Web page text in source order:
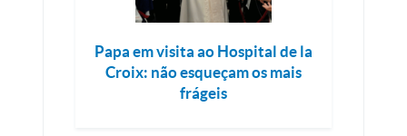
Papa em visita ao Hospital de la
Croix: não esqueçam os mais
frágeis